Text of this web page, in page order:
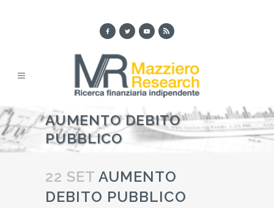
AUMENTO DEBITO
PUBBLICO
22 SET AUMENTO
DEBITO PUBBLICO